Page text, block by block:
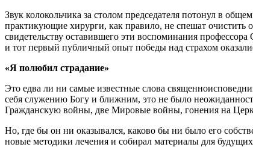
Звук колокольчика за столом председателя потонул в
практикующие хирурги, как правило, не спешат очистить
свидетельству оставившего эти воспоминания
и тот первый публичный опыт победы над страхом
«Я полюбил страдание»
Это едва ли ни самые известные слова
себя служению Богу и ближним, это не было
Гражданскую войны, две Мировые войны, гонения на
Но, где бы он ни оказывался, каково бы ни было его
новые методики лечения и собирал материалы для